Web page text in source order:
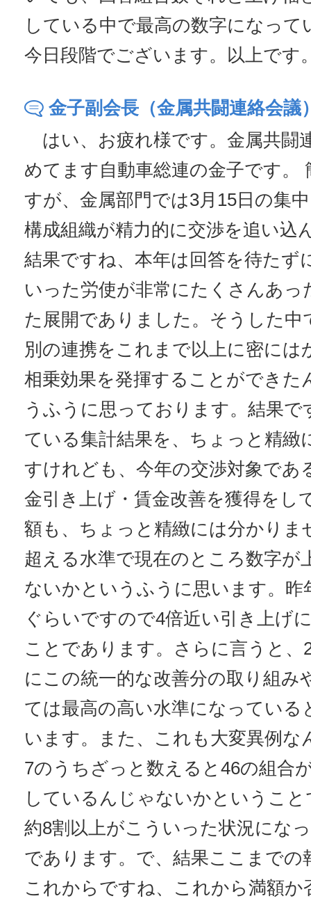
している中で最高の数字になっ
今日段階でございます。以上です
金子副会長（金属共闘連絡会議
はい、お疲れ様です。金属共闘
めてます自動車総連の金子です。
すが、金属部門では3月15日の集
構成組織が精力的に交渉を追い込
結果ですね、本年は回答を待たず
いった労使が非常にたくさんあ
た展開でありました。そうした中
別の連携をこれまで以上に密には
相乗効果を発揮することができた
うふうに思っております。結果で
ている集計結果を、ちょっと精緻
すけれども、今年の交渉対象であ
金引き上げ・賃金改善を獲得をし
額も、ちょっと精緻には分かりま
超える水準で現在のところ数字が
ないかというふうに思います。昨
ぐらいですので4倍近い引き上げ
ことであります。さらに言うと、
にこの統一的な改善分の取り組み
ては最高の高い水準になっている
います。また、これも大変異例な
7のうちざっと数えると46の組合
しているんじゃないかというこ
約8割以上がこういった状況にな
であります。で、結果ここまでの
これからですね、これから満額